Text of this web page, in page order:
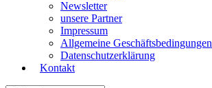
Newsletter
unsere Partner
Impressum
Allgemeine Geschäftsbedingungen
Datenschutzerklärung
Kontakt